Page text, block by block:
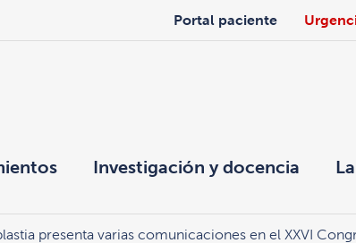
Portal paciente
Investigación y docencia
presenta varias comunicaciones en el XXVI